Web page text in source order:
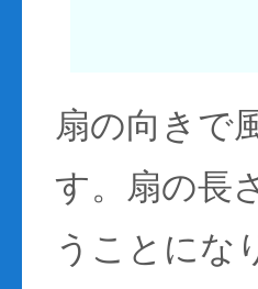
扇の向きで
す。扇の長
うことにな